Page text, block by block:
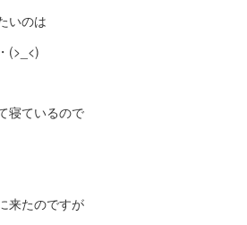
いのは
(>_<)
寝ているので
来たのですが